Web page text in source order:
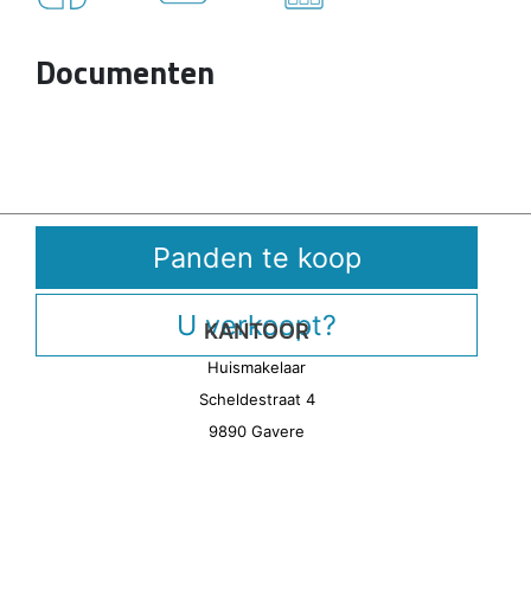
Documenten
Panden te koop
U verkoopt?
KANTOOR
Huismakelaar
Scheldestraat 4
9890 Gavere